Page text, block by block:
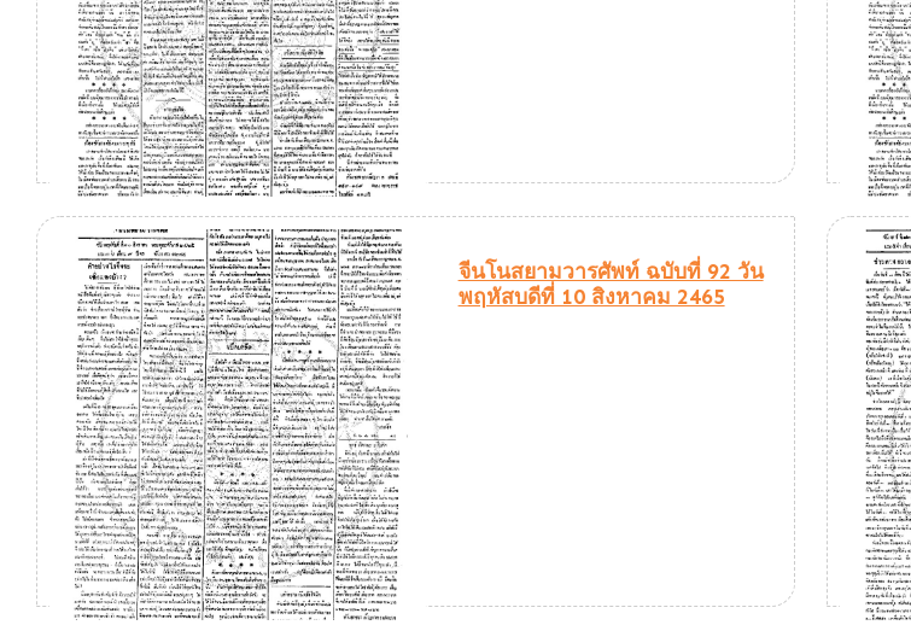
จีนโนสยามวารศัพท์ ฉบับที่ 92 วัน
พฤหัสบดีที่ 10 สิงหาคม 2465